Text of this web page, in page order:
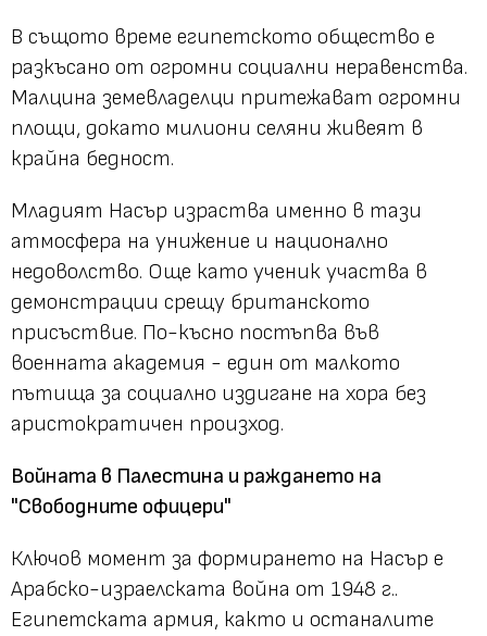
В същото време египетското общество е
разкъсано от огромни социални неравенства.
Малцина земевладелци притежават огромни
площи, докато милиони селяни живеят в
крайна бедност.
Младият Насър израства именно в тази
атмосфера на унижение и национално
недоволство. Още като ученик участва в
демонстрации срещу британското
присъствие. По-късно постъпва във
военната академия - един от малкото
пътища за социално издигане на хора без
аристократичен произход.
Войната в Палестина и раждането на
"Свободните офицери"
Ключов момент за формирането на Насър е
Арабско-израелската война от 1948 г..
Египетската армия, както и останалите